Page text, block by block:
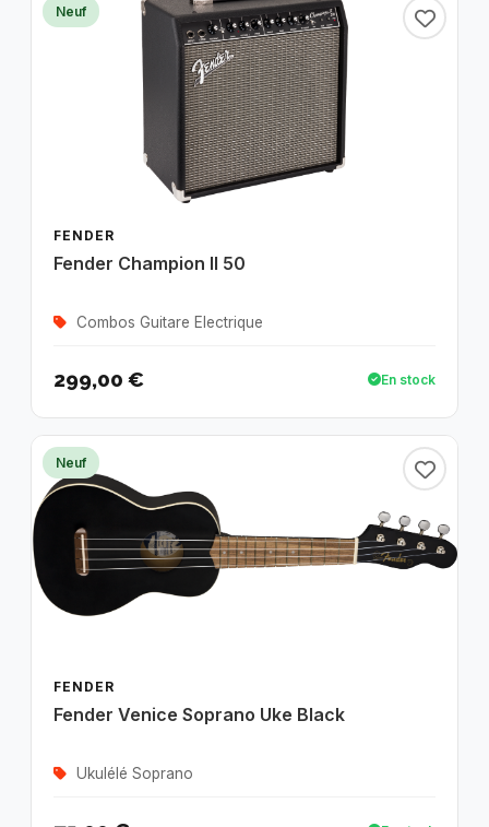
Neuf
FENDER
Fender Champion II 50
Combos Guitare Electrique
299,00 € En stock
Neuf
FENDER
Fender Venice Soprano Uke Black
Ukulélé Soprano